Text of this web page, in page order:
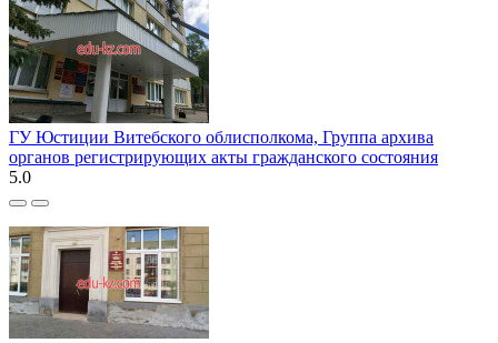
ГУ Юстиции Витебского облисполкома, Группа архива
органов регистрирующих акты гражданского состояния
5.0